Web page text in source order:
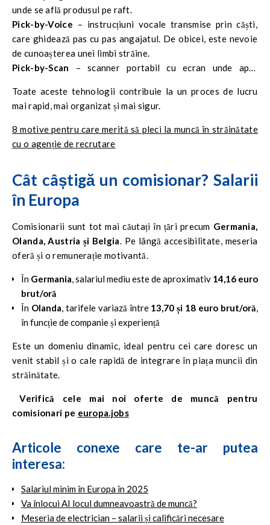
unde se află produsul pe raft.
Pick-by-Voice – instrucțiuni vocale transmise prin căști,
care ghidează pas cu pas angajatul. De obicei, este nevoie
de cunoașterea unei limbi străine.
Pick-by-Scan – scanner portabil cu ecran unde apar
din aparat.
Pick-by-Point– sistem de lumini direcționale care arată
traseul către produs, fiecare pas fiind confirmat manual.
Toate aceste tehnologii contribuie la un proces de lucru
mai rapid, mai organizat și mai sigur.
8 motive pentru care merită să pleci la muncă în străinătate
cu o agenție de recrutare
Cât câștigă un comisionar? Salarii
în Europa
Comisionarii sunt tot mai căutați în țări precum Germania,
Olanda, Austria și Belgia. Pe lângă accesibilitate, meseria
oferă și o remunerație motivantă.
În Germania, salariul mediu este de aproximativ 14,16 euro
brut/oră
În Olanda, tarifele variază între 13,70 și 18 euro brut/oră,
în funcție de companie și experiență
Este un domeniu dinamic, ideal pentru cei care doresc un
venit stabil și o cale rapidă de integrare în piața muncii din
străinătate.
Verifică cele mai noi oferte de muncă pentru
comisionari pe europa.jobs
Articole conexe care te-ar putea
interesa:
Salariul minim în Europa în 2025
Va înlocui AI locul dumneavoastră de muncă?
Meseria de electrician – salarii și calificări necesare